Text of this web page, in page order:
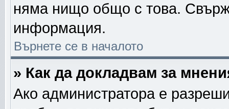
няма нищо общо с това.
информация.
Върнете се в началото
» Как да докладвам за
Ако администратора е